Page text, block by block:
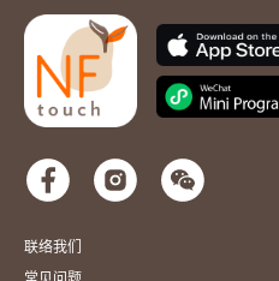
联络我们